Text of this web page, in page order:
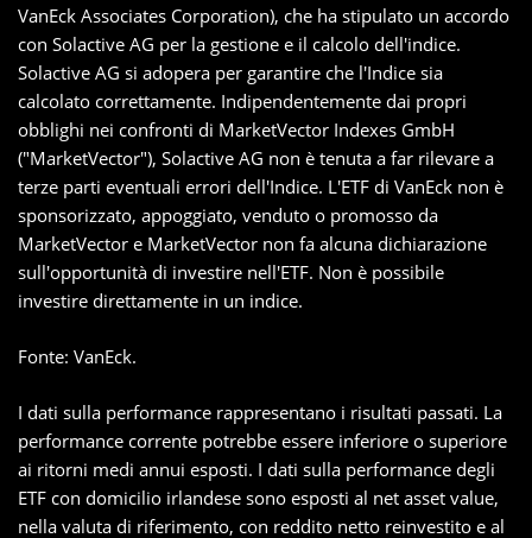
VanEck Associates Corporation), che ha stipulato un accordo
con Solactive AG per la gestione e il calcolo dell'indice.
Solactive AG si adopera per garantire che l'Indice sia
calcolato correttamente. Indipendentemente dai propri
obblighi nei confronti di MarketVector Indexes GmbH
("MarketVector"), Solactive AG non è tenuta a far rilevare a
terze parti eventuali errori dell'Indice. L'ETF di VanEck non è
sponsorizzato, appoggiato, venduto o promosso da
MarketVector e MarketVector non fa alcuna dichiarazione
sull'opportunità di investire nell'ETF. Non è possibile
investire direttamente in un indice.
Fonte: VanEck.
I dati sulla performance rappresentano i risultati passati. La
performance corrente potrebbe essere inferiore o superiore
ai ritorni medi annui esposti. I dati sulla performance degli
ETF con domicilio irlandese sono esposti al net asset value,
nella valuta di riferimento, con reddito netto reinvestito e al